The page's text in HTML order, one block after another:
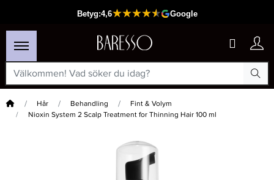
Hem Hår Behandling
Fint & Volym
Nioxin System 2 Scalp Treatment for Thinning Hair 100 ml